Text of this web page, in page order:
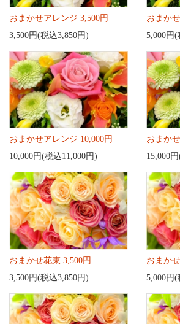
おまかせアレンジ 3,500円
3,500円(税込3,850円)
おまか
5,000円(
おまかせアレンジ 10,000円
10,000円(税込11,000円)
おまか
15,000
おまかせ花束 3,500円
3,500円(税込3,850円)
おまか
5,000円(